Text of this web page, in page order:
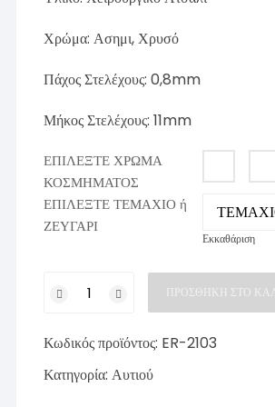
Χρώμα: Ασημι, Χρυσό
Πάχος Στελέχους: 0,8mm
Μήκος Στελέχους: 11mm
ΕΠΙΛΕΞΤΕ ΧΡΩΜΑ
ΚΟΣΜΗΜΑΤΟΣ
ΕΠΙΛΕΞΤΕ ΤΕΜΑΧΙΟ ή
ΖΕΥΓΑΡΙ
Εκκαθάριση
από
Χειρ.
ΠΡΟΣΘΉΚΗ ΣΤΟ
Κωδικός προϊόντος: ER-2103
Κατηγορία:Αυτιού